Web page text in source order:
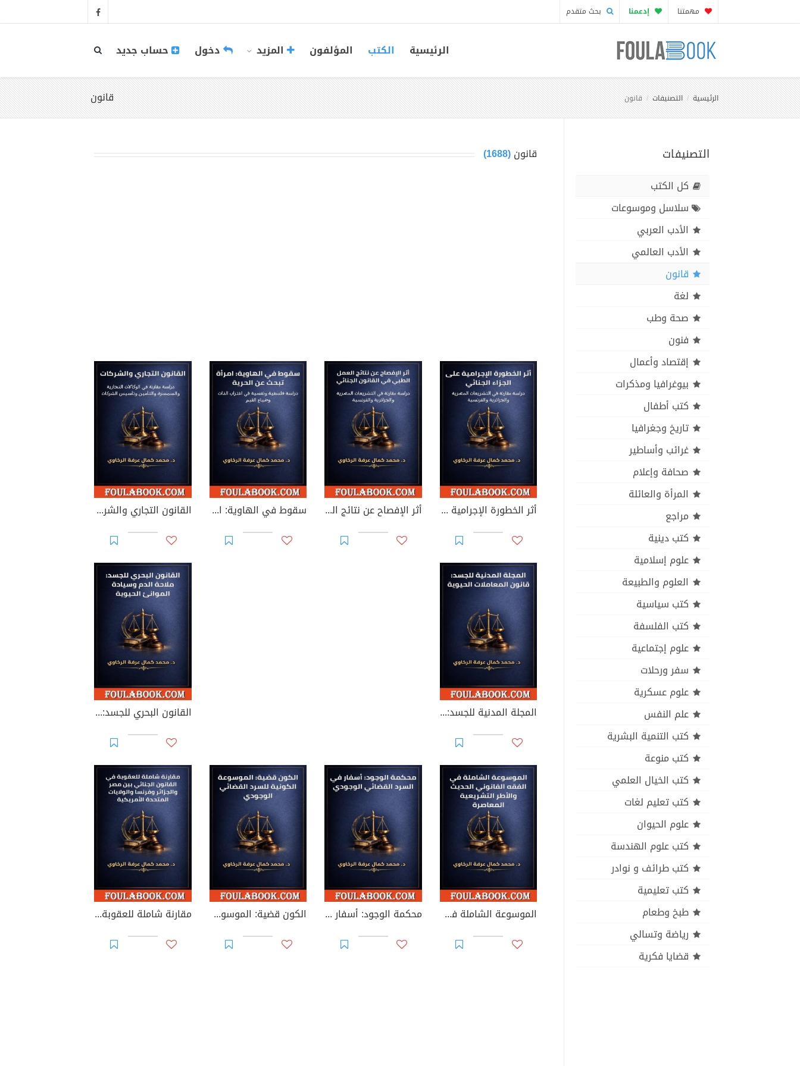
مهمتنا إدعمنا بحث متقدم
الرئيسية الكتب المؤلفون المزيد دخول حساب جديد
قانون الرئيسية التصنيفات قانون
التصنيفات
كل الكتب
سلاسل وموسوعات
الأدب العربي
الأدب العالمي
قانون
لغة
صحة وطب
فنون
إقتصاد وأعمال
بيوغرافيا ومذكرات
كتب أطفال
تاريخ وجغرافيا
غرائب وأساطير
صحافة وإعلام
المرأة والعائلة
مراجع
كتب دينية
علوم إسلامية
العلوم والطبيعة
كتب سياسية
كتب الفلسفة
علوم إجتماعية
سفر ورحلات
علوم عسكرية
علم النفس
كتب التنمية البشرية
كتب منوعة
كتب الخيال العلمي
كتب تعليم لغات
علوم الحيوان
كتب علوم الهندسة
كتب طرائف و نوادر
كتب تعليمية
طبخ وطعام
رياضة وتسالي
قضايا فكرية
قانون(1688)
أثر الخطورة الإجرامية على الجزاء الجنائي أثر الإفصاح عن نتائج العمل الطبي في القانون الجنائي سقوط في الهاوية: امرأة تبحث عن الحرية القانون التجاري والشركات
المجلة المدنية للجسد: قانون المعاملات الحيوية القانون البحري للجسد: ملاحة الدم وسيادة الموانئ الحيوية
الموسوعة الشاملة في الفقه القانوني الحديث والأطر التشريعية المعاصرة محكمة الوجود: أسفار في السرد القضائي الوجودي الكون قضية: الموسوعة الكونية للسرد القضائي الوجودي مقارنة شاملة للعقوبة في القانون الجنائي بين مصر والجزائر وفرنسا والولايات المتحدة الأمريكية